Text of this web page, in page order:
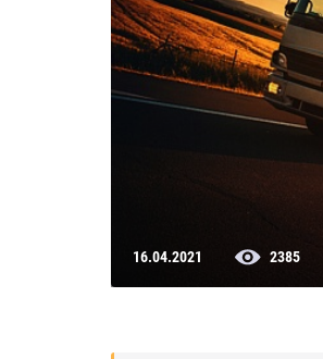
16.04.2021 2385